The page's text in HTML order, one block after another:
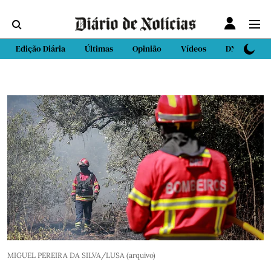
Edição Diária Últimas Opinião Vídeos DN Sport
MIGUEL PEREIRA DA SILVA/LUSA (arquivo)